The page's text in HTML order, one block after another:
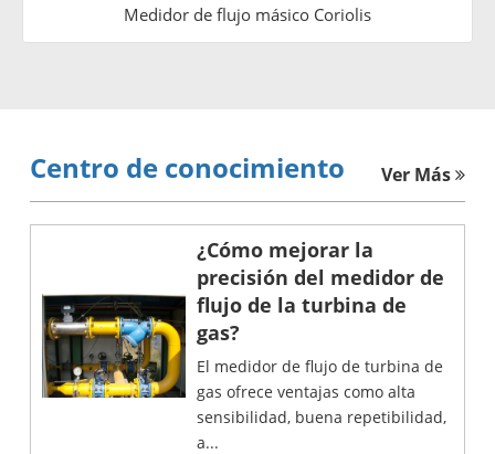
Medidor de flujo másico Coriolis
Centro de conocimiento Ver Más
¿Cómo mejorar la
precisión del medidor de
flujo de la turbina de
gas?
El medidor de flujo de turbina de
gas ofrece ventajas como alta
sensibilidad, buena repetibilidad,
a...